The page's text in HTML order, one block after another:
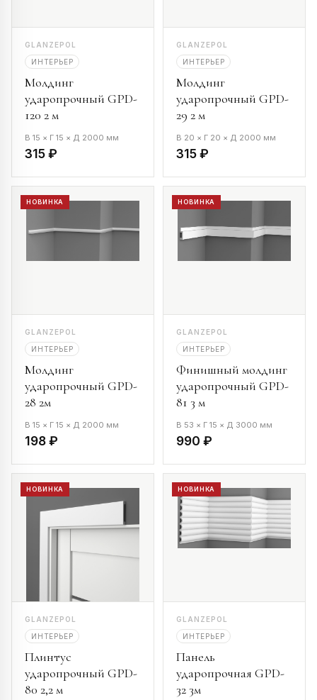
GLANZEPOL
ИНТЕРЬЕР
Молдинг
ударопрочный GPD-
120 2 м
В 15 × Г 15 × Д 2000 мм
315 ₽
GLANZEPOL
ИНТЕРЬЕР
Молдинг
ударопрочный GPD-
29 2 м
В 20 × Г 20 × Д 2000 мм
315 ₽
НОВИНКА
GLANZEPOL
ИНТЕРЬЕР
Молдинг
ударопрочный GPD-
28 2м
В 15 × Г 15 × Д 2000 мм
198 ₽
НОВИНКА
GLANZEPOL
ИНТЕРЬЕР
Финишный молдинг
ударопрочный GPD-
81 3 м
В 53 × Г 15 × Д 3000 мм
990 ₽
НОВИНКА
GLANZEPOL
ИНТЕРЬЕР
Плинтус
ударопрочный GPD-
80 2,2 м
НОВИНКА
GLANZEPOL
ИНТЕРЬЕР
Панель
ударопрочная GPD-
32 3м